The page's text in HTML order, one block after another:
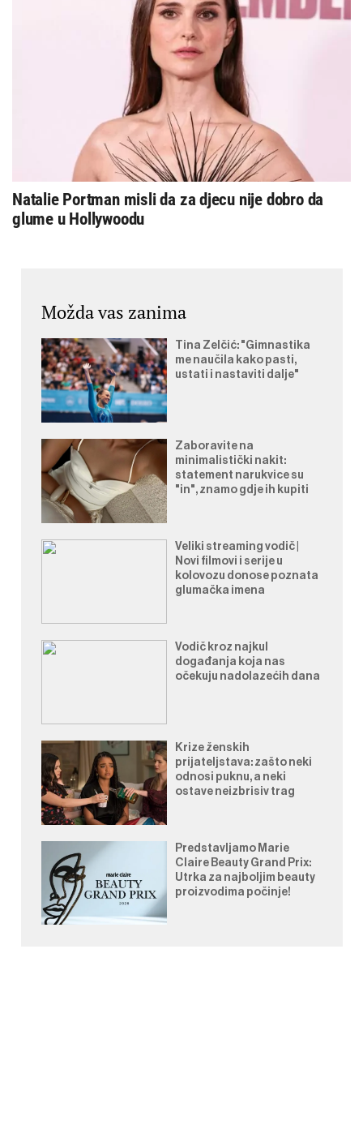
Natalie Portman misli da za djecu nije dobro da
glume u Hollywoodu
Možda vas zanima
Tina Zelčić: "Gimnastika
me naučila kako pasti,
ustati i nastaviti dalje"
Zaboravite na
minimalistički nakit:
statement narukvice su
"in", znamo gdje ih kupiti
Veliki streaming vodič |
Novi filmovi i serije u
kolovozu donose poznata
glumačka imena
Vodič kroz najkul
događanja koja nas
očekuju nadolazećih dana
Krize ženskih
prijateljstava: zašto neki
odnosi puknu, a neki
ostave neizbrisiv trag
Predstavljamo Marie
Claire Beauty Grand Prix:
Utrka za najboljim beauty
proizvodima počinje!